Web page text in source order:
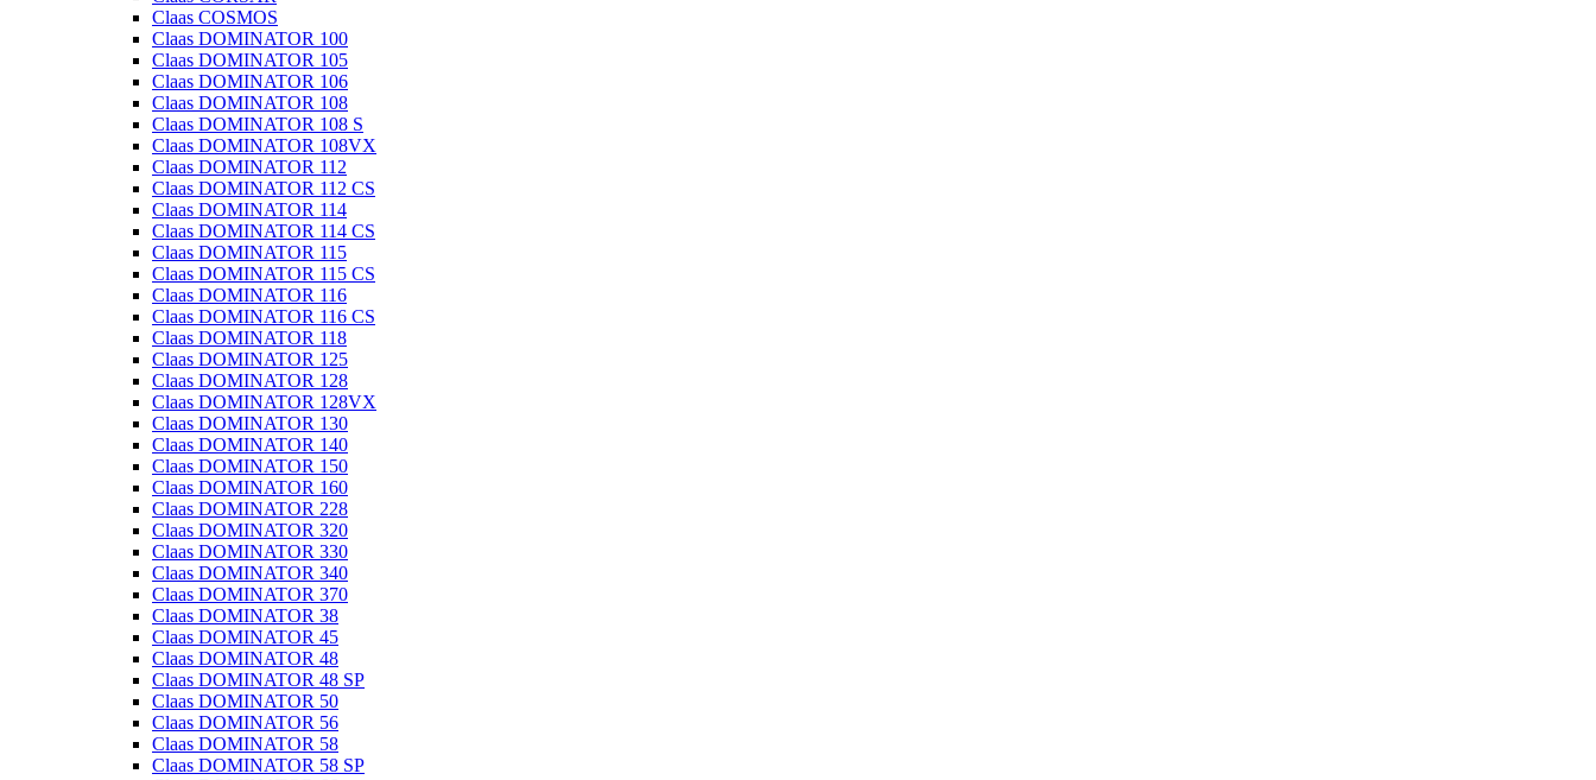
Claas COSMOS
Claas DOMINATOR 100
Claas DOMINATOR 105
Claas DOMINATOR 106
Claas DOMINATOR 108
Claas DOMINATOR 108 S
Claas DOMINATOR 108VX
Claas DOMINATOR 112
Claas DOMINATOR 112 CS
Claas DOMINATOR 114
Claas DOMINATOR 114 CS
Claas DOMINATOR 115
Claas DOMINATOR 115 CS
Claas DOMINATOR 116
Claas DOMINATOR 116 CS
Claas DOMINATOR 118
Claas DOMINATOR 125
Claas DOMINATOR 128
Claas DOMINATOR 128VX
Claas DOMINATOR 130
Claas DOMINATOR 140
Claas DOMINATOR 150
Claas DOMINATOR 160
Claas DOMINATOR 228
Claas DOMINATOR 320
Claas DOMINATOR 330
Claas DOMINATOR 340
Claas DOMINATOR 370
Claas DOMINATOR 38
Claas DOMINATOR 45
Claas DOMINATOR 48
Claas DOMINATOR 48 SP
Claas DOMINATOR 50
Claas DOMINATOR 56
Claas DOMINATOR 58
Claas DOMINATOR 58 SP